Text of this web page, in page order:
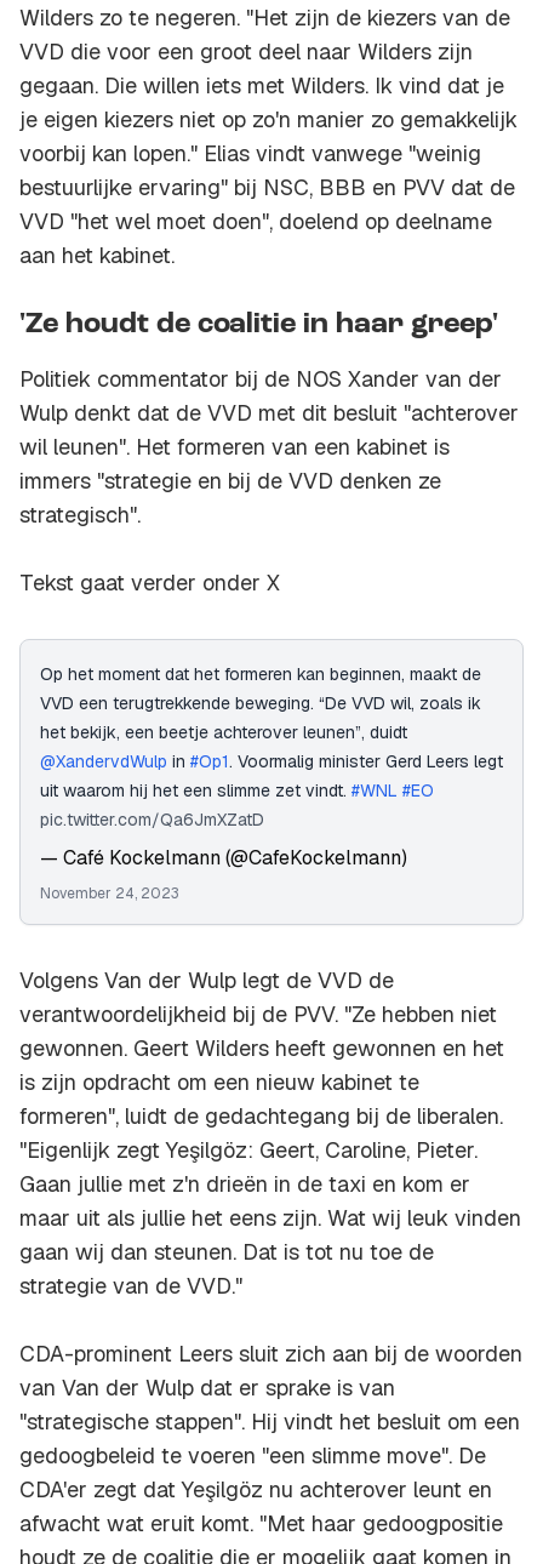
Wilders zo te negeren. "Het zijn de kiezers van de
VVD die voor een groot deel naar Wilders zijn
gegaan. Die willen iets met Wilders. Ik vind dat je
je eigen kiezers niet op zo'n manier zo gemakkelijk
voorbij kan lopen." Elias vindt vanwege "weinig
bestuurlijke ervaring" bij NSC, BBB en PVV dat de
VVD "het wel moet doen", doelend op deelname
aan het kabinet.
'Ze houdt de coalitie in haar greep'
Politiek commentator bij de NOS Xander van der
Wulp denkt dat de VVD met dit besluit "achterover
wil leunen". Het formeren van een kabinet is
immers "strategie en bij de VVD denken ze
strategisch".
Tekst gaat verder onder X
Op het moment dat het formeren kan beginnen, maakt de
VVD een terugtrekkende beweging. “De VVD wil, zoals ik
het bekijk, een beetje achterover leunen”, duidt
@XandervdWulp in #Op1. Voormalig minister Gerd Leers legt
uit waarom hij het een slimme zet vindt. #WNL #EO
pic.twitter.com/Qa6JmXZatD
— Café Kockelmann (@CafeKockelmann)
November 24, 2023
Volgens Van der Wulp legt de VVD de
verantwoordelijkheid bij de PVV. "Ze hebben niet
gewonnen. Geert Wilders heeft gewonnen en het
is zijn opdracht om een nieuw kabinet te
formeren", luidt de gedachtegang bij de liberalen.
"Eigenlijk zegt Yeşilgöz: Geert, Caroline, Pieter.
Gaan jullie met z'n drieën in de taxi en kom er
maar uit als jullie het eens zijn. Wat wij leuk vinden
gaan wij dan steunen. Dat is tot nu toe de
strategie van de VVD."
CDA-prominent Leers sluit zich aan bij de woorden
van Van der Wulp dat er sprake is van
"strategische stappen". Hij vindt het besluit om een
gedoogbeleid te voeren "een slimme move". De
CDA'er zegt dat Yeşilgöz nu achterover leunt en
afwacht wat eruit komt. "Met haar gedoogpositie
houdt ze de coalitie die er mogelijk gaat komen in